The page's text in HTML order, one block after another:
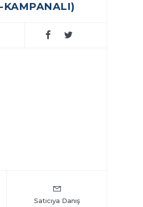
KAMPANALI)
Satıcıya Danış